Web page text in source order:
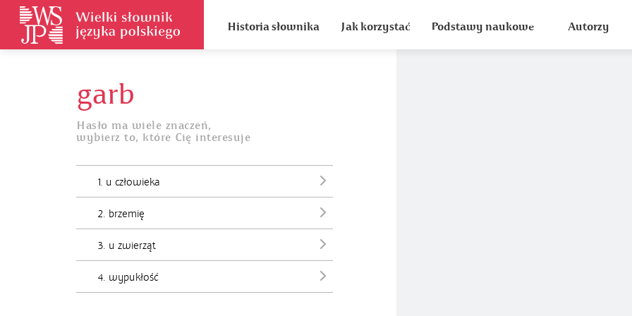
Historia słownika Jak korzystać Podstawy naukowe Autorzy
garb
Hasło ma wiele znaczeń,
wybierz to, które Cię interesuje
1. u człowieka
2. brzemię
3. u zwierząt
4. wypukłość